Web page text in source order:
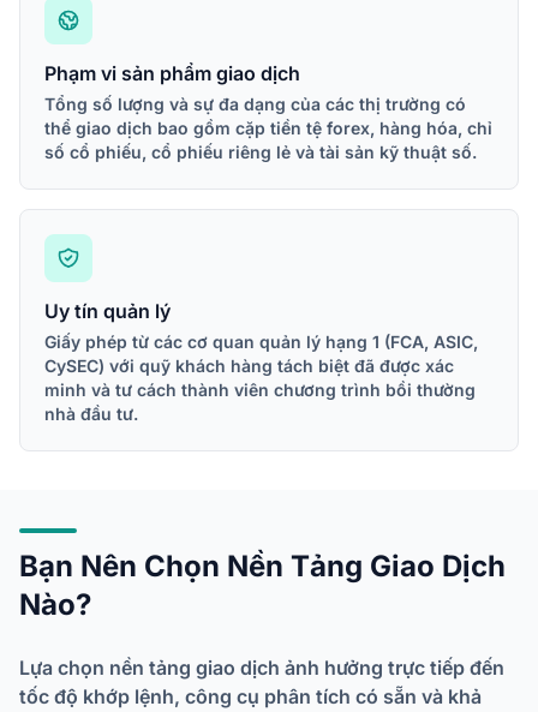
Phạm vi sản phẩm giao dịch
Tổng số lượng và sự đa dạng của các thị trường có
thể giao dịch bao gồm cặp tiền tệ forex, hàng hóa, chỉ
số cổ phiếu, cổ phiếu riêng lẻ và tài sản kỹ thuật số.
Uy tín quản lý
Giấy phép từ các cơ quan quản lý hạng 1 (FCA, ASIC,
CySEC) với quỹ khách hàng tách biệt đã được xác
minh và tư cách thành viên chương trình bồi thường
nhà đầu tư.
Bạn Nên Chọn Nền Tảng Giao Dịch
Nào?
Lựa chọn nền tảng giao dịch ảnh hưởng trực tiếp đến
tốc độ khớp lệnh, công cụ phân tích có sẵn và khả